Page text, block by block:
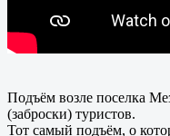
Подъём возле поселка
(заброски) туристов.
Тот самый подъём, о